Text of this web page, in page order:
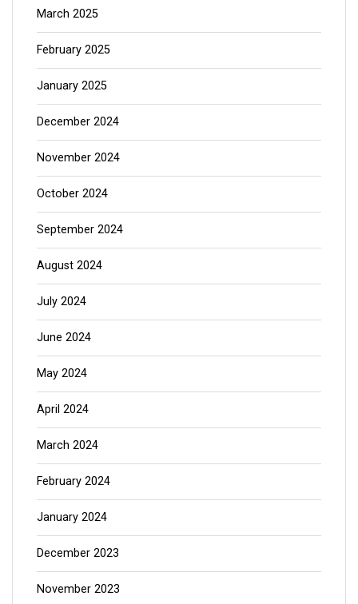
March 2025
February 2025
January 2025
December 2024
November 2024
October 2024
September 2024
August 2024
July 2024
June 2024
May 2024
April 2024
March 2024
February 2024
January 2024
December 2023
November 2023